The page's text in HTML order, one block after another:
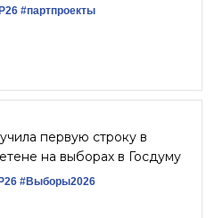
#партпроекты
первую строку в
на выборах в Госдуму
#Выборы2026